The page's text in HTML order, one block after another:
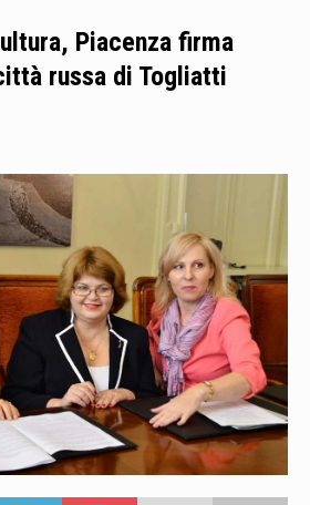
Piacenza firma
russa di Togliatti